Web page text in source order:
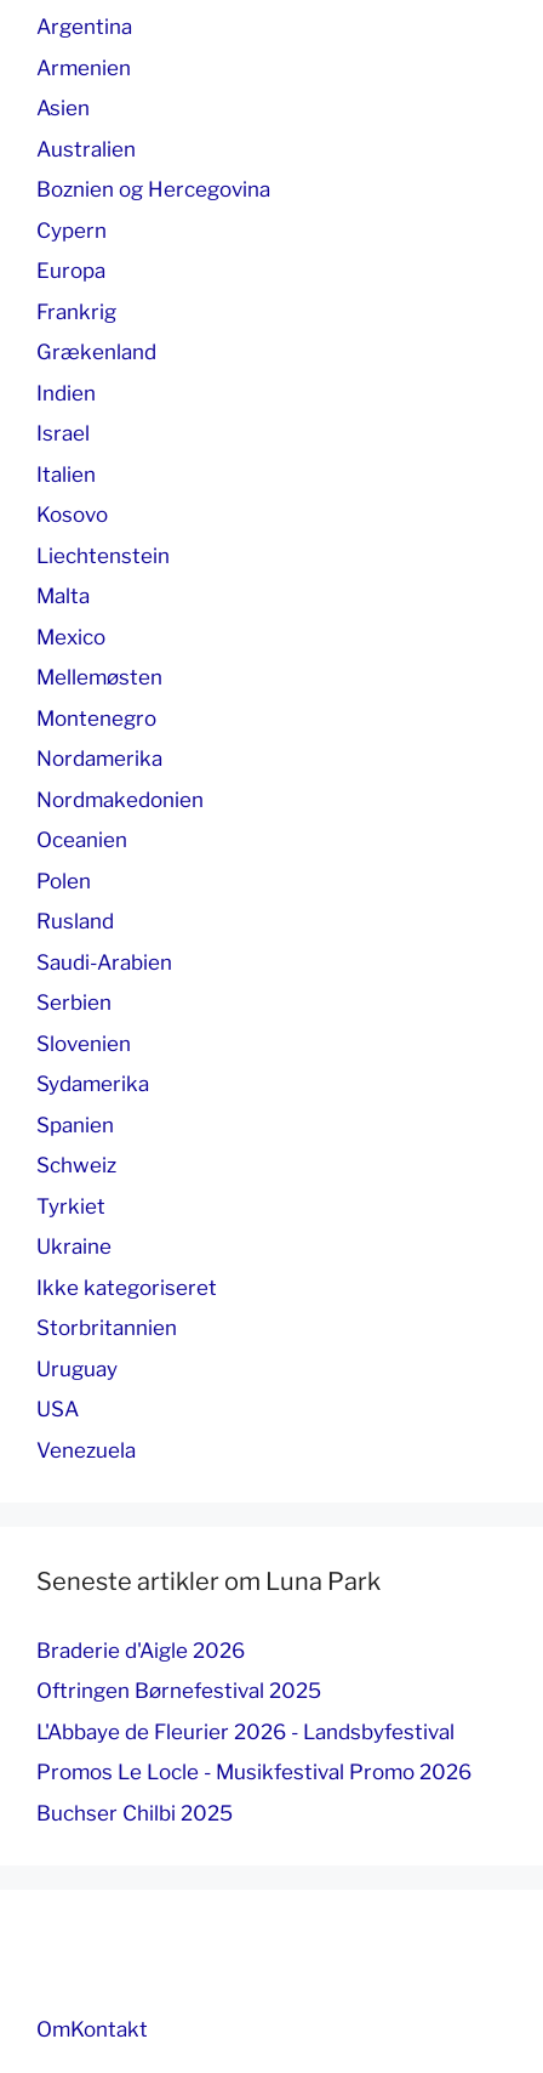
Argentina
Armenien
Asien
Australien
Boznien og Hercegovina
Cypern
Europa
Frankrig
Grækenland
Indien
Israel
Italien
Kosovo
Liechtenstein
Malta
Mexico
Mellemøsten
Montenegro
Nordamerika
Nordmakedonien
Oceanien
Polen
Rusland
Saudi-Arabien
Serbien
Slovenien
Sydamerika
Spanien
Schweiz
Tyrkiet
Ukraine
Ikke kategoriseret
Storbritannien
Uruguay
USA
Venezuela
Seneste artikler om Luna Park
Braderie d'Aigle 2026
Oftringen Børnefestival 2025
L'Abbaye de Fleurier 2026 - Landsbyfestival
Promos Le Locle - Musikfestival Promo 2026
Buchser Chilbi 2025
OmKontakt